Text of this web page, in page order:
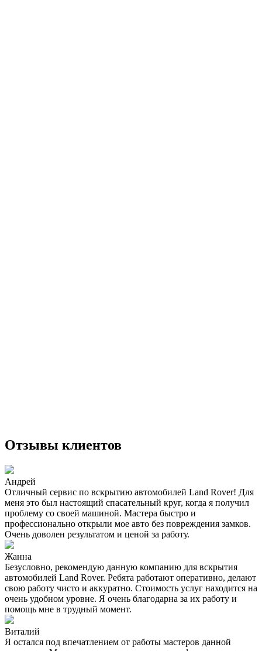
Отзывы клиентов
Андрей
Отличный сервис по вскрытию автомобилей Land Rover! Для
меня это был настоящий спасательный круг, когда я получил
проблему со своей машиной. Мастера быстро и
профессионально открыли мое авто без повреждения замков.
Очень доволен результатом и ценой за работу.
Жанна
Безусловно, рекомендую данную компанию для вскрытия
автомобилей Land Rover. Ребята работают оперативно, делают
свою работу чисто и аккуратно. Стоимость услуг находится на
очень удобном уровне. Я очень благодарна за их работу и
помощь мне в трудный момент.
Виталий
Я остался под впечатлением от работы мастеров данной